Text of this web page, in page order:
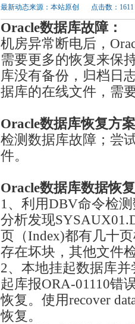
最新动态来源：本站原创 点击数：1611
Oracle数据库故障：
机房异常断电后，
需要更多的恢复来保
库没有备份，归档日
据库的在线文件，需
Oracle数据库恢复方
检测数据库故障；尝
件。
Oracle数据库数据恢
1、利用DBV命令检
分析发现
页（Index)都有几十
存在坏块，其他文件
2、本地挂起数据库
起库报ORA-01110错
恢复。使用recover
恢复。